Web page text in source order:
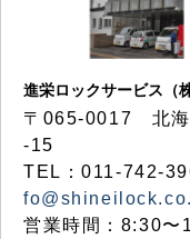
進栄ロックサービス（株
〒065-0017 北海
-15
TEL：011-742-
営業時間：8:30〜